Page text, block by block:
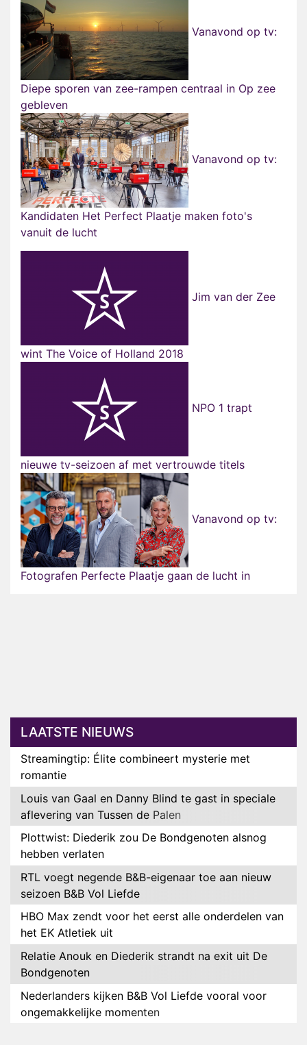
Vanavond op tv:
Diepe sporen van zee-rampen centraal in Op zee
gebleven
Vanavond op tv:
Kandidaten Het Perfect Plaatje maken foto's
vanuit de lucht
Jim van der Zee
wint The Voice of Holland 2018
NPO 1 trapt
nieuwe tv-seizoen af met vertrouwde titels
Vanavond op tv:
Fotografen Perfecte Plaatje gaan de lucht in
LAATSTE NIEUWS
Streamingtip: Élite combineert mysterie met
romantie
Louis van Gaal en Danny Blind te gast in speciale
aflevering van Tussen de Palen
Plottwist: Diederik zou De Bondgenoten alsnog
hebben verlaten
RTL voegt negende B&B-eigenaar toe aan nieuw
seizoen B&B Vol Liefde
HBO Max zendt voor het eerst alle onderdelen van
het EK Atletiek uit
Relatie Anouk en Diederik strandt na exit uit De
Bondgenoten
Nederlanders kijken B&B Vol Liefde vooral voor
ongemakkelijke momenten